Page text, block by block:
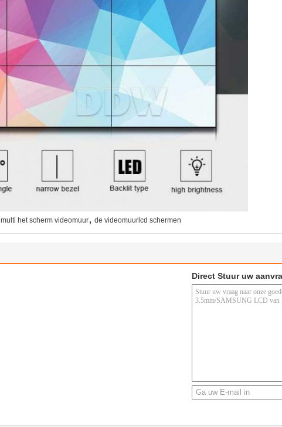
multi het scherm videomuur, de videomuurlcd schermen
Direct Stuur uw